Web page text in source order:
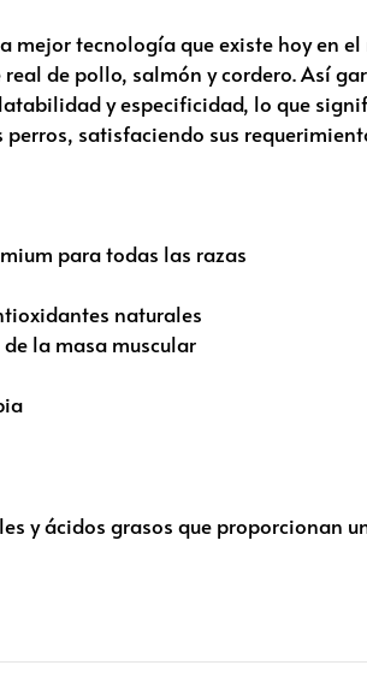
tecnología que existe hoy en
de pollo, salmón y cordero. Así
y especificidad, lo que
satisfaciendo sus
para todas las razas
naturales
la masa muscular
y ácidos grasos que proporcionan